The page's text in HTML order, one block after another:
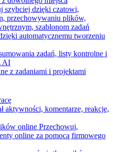
szybciej dzięki czatowi,
przechowywaniu plików,
szablonom zadań
automatycznemu tworzeniu
zadań, listy kontrolne i
AI
z zadaniami i projektami
aktywności, komentarze, reakcje,
online Przechowuj,
online za pomocą firmowego